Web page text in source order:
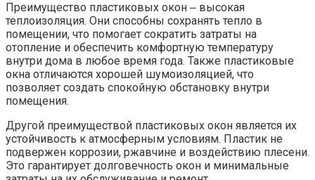
Преимущество пластиковых окон ‒ высокая
теплоизоляция. Они способны сохранять тепло в
помещении, что помогает сократить затраты на
отопление и обеспечить комфортную температуру
внутри дома в любое время года.​ Также пластиковые
окна отличаются хорошей шумоизоляцией, что
позволяет создать спокойную обстановку внутри
помещения.​
Другой преимуществой пластиковых окон является их
устойчивость к атмосферным условиям.​ Пластик не
подвержен коррозии, ржавчине и воздействию плесени.
Это гарантирует долговечность окон и минимальные